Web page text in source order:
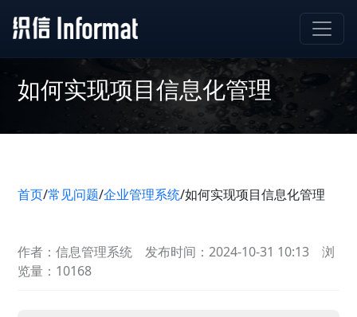
如何实现项目信息化管理
首页/常见问题/企业管理系统/如何实现项目信息化管理
作者：信息管理系统 发布时间：2024-10-31 10:13
浏
览量：10168